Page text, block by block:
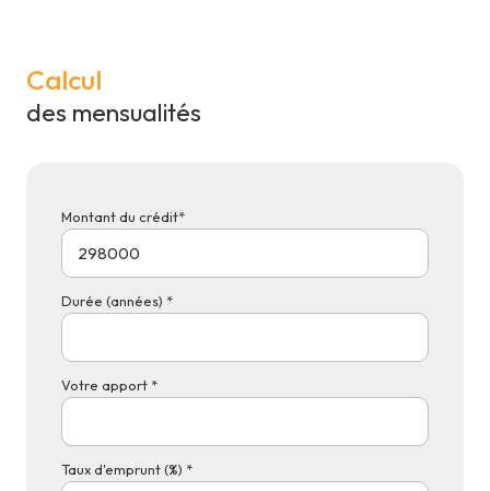
Calcul
des mensualités
Montant du crédit*
Durée (années) *
Votre apport *
Taux d'emprunt (%) *